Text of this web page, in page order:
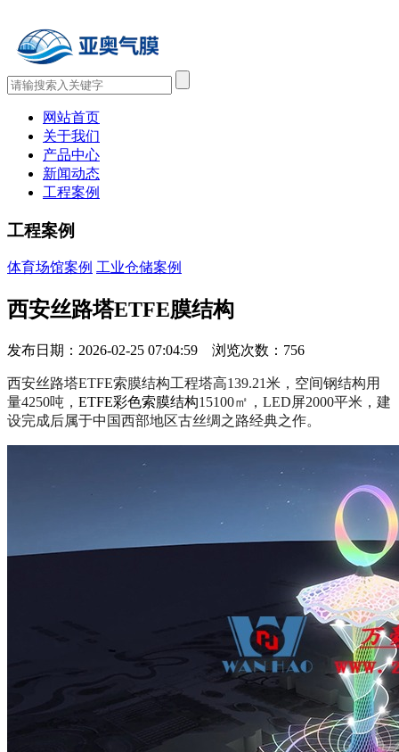
网站首页
关于我们
产品中心
新闻动态
工程案例
工程案例
体育场馆案例 工业仓储案例
西安丝路塔ETFE膜结构
发布日期：2026-02-25 07:04:59 浏览次数： 756
西安丝路塔ETFE索膜结构工程塔高139.21米，空间钢结构用
量4250吨， ETFE彩色索膜结构15100㎡，LED屏2000平米，建
设完成后属于中国西部地区古丝绸之路经典之作。